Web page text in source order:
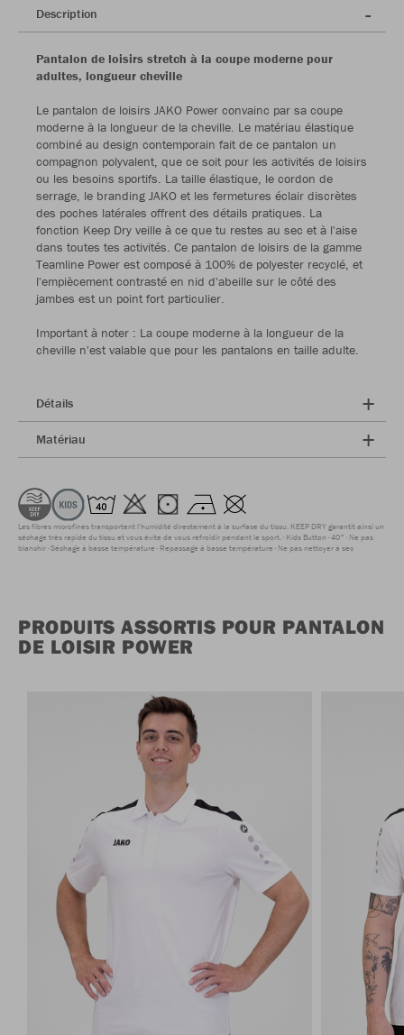
Description
Pantalon de loisirs stretch à la coupe moderne pour
adultes, longueur cheville
Le pantalon de loisirs JAKO Power convainc par sa coupe
moderne à la longueur de la cheville. Le matériau élastique
combiné au design contemporain fait de ce pantalon un
compagnon polyvalent, que ce soit pour les activités de loisirs
ou les besoins sportifs. La taille élastique, le cordon de
serrage, le branding JAKO et les fermetures éclair discrètes
des poches latérales offrent des détails pratiques. La
fonction Keep Dry veille à ce que tu restes au sec et à l'aise
dans toutes tes activités. Ce pantalon de loisirs de la gamme
Teamline Power est composé à 100% de polyester recyclé, et
l'empiècement contrasté en nid d'abeille sur le côté des
jambes est un point fort particulier.
Important à noter : La coupe moderne à la longueur de la
cheville n'est valable que pour les pantalons en taille adulte.
Détails
Matériau
Les fibres microfines transportent l'humidité directement à la surface du tissu. KEEP DRY garantit ainsi un
séchage très rapide du tissu et vous évite de vous refroidir pendant le sport. Kids Button 40° Ne pas
blanchir Séchage à basse température Repassage à basse température Ne pas nettoyer à sec
PRODUITS ASSORTIS POUR PANTALON
DE LOISIR POWER